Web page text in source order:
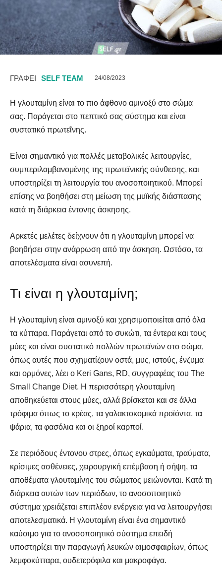
ΓΡΑΦΕΙ SELF TEAM 24/08/2023
Η γλουταμίνη είναι το πιο άφθονο αμινοξύ στο σώμα
σας. Παράγεται στο πεπτικό σας σύστημα και είναι
συστατικό πρωτεΐνης.
Είναι σημαντικό για πολλές μεταβολικές λειτουργίες,
συμπεριλαμβανομένης της πρωτεϊνικής σύνθεσης, και
υποστηρίζει τη λειτουργία του ανοσοποιητικού. Μπορεί
επίσης να βοηθήσει στη μείωση της μυϊκής διάσπασης
κατά τη διάρκεια έντονης άσκησης.
Αρκετές μελέτες δείχνουν ότι η γλουταμίνη μπορεί να
βοηθήσει στην ανάρρωση από την άσκηση. Ωστόσο, τα
αποτελέσματα είναι ασυνεπή.
Τι είναι η γλουταμίνη;
Η γλουταμίνη είναι αμινοξύ και χρησιμοποιείται από όλα
τα κύτταρα. Παράγεται από το συκώτι, τα έντερα και τους
μύες και είναι συστατικό πολλών πρωτεϊνών στο σώμα,
όπως αυτές που σχηματίζουν οστά, μυς, ιστούς, ένζυμα
και ορμόνες, λέει ο Keri Gans, RD, συγγραφέας του The
Small Change Diet. Η περισσότερη γλουταμίνη
αποθηκεύεται στους μύες, αλλά βρίσκεται και σε άλλα
τρόφιμα όπως το κρέας, τα γαλακτοκομικά προϊόντα, τα
ψάρια, τα φασόλια και οι ξηροί καρποί.
Σε περιόδους έντονου στρες, όπως εγκαύματα, τραύματα,
κρίσιμες ασθένειες, χειρουργική επέμβαση ή σήψη, τα
αποθέματα γλουταμίνης του σώματος μειώνονται. Κατά τη
διάρκεια αυτών των περιόδων, το ανοσοποιητικό
σύστημα χρειάζεται επιπλέον ενέργεια για να λειτουργήσει
αποτελεσματικά. Η γλουταμίνη είναι ένα σημαντικό
καύσιμο για το ανοσοποιητικό σύστημα επειδή
υποστηρίζει την παραγωγή λευκών αιμοσφαιρίων, όπως
λεμφοκύτταρα, ουδετερόφιλα και μακροφάγα.